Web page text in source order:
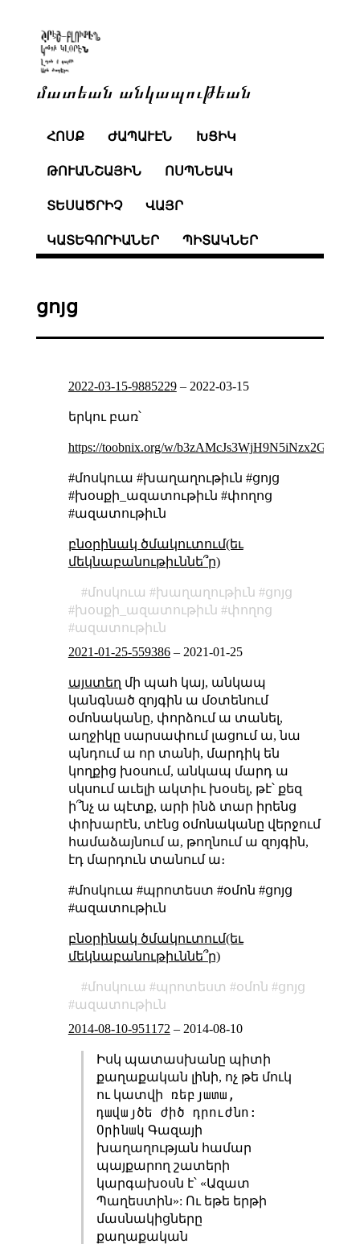
մատեան անկապութեան
ՀՈՍՔ ԺԱՊԱՒԷՆ ԽՑԻԿ
ԹՈՒԱՆՇԱՅԻՆ ՈՍՊՆԵԱԿ
ՏԵՍԱԾՐԻՉ ՎԱՅՐ
ԿԱՏԵԳՈՐԻԱՆԵՐ ՊԻՏԱԿՆԵՐ
ցոյց
2022-03-15-9885229– 2022-03-15
երկու բառ՝
https://toobnix.org/w/b3zAMcJs3WjH9N5iNzx2Ga
#մոսկուա #խաղաղութիւն #ցոյց
#խօսքի_ազատութիւն #փողոց
#ազատութիւն
բնօրինակ ծմակուտում(եւ
մեկնաբանութիւննե՞ր)
մոսկուա խաղաղութիւն
ցոյց
խօսքի_ազատութիւն
փողոց
ազատութիւն
2021-01-25-559386– 2021-01-25
այստեղ մի պահ կայ, անկապ
կանգնած զոյգին ա մօտենում
օմոնականը, փորձում ա տանել,
աղջիկը սարսափում լացում ա, նա
պնդում ա որ տանի, մարդիկ են
կողքից խօսում, անկապ մարդ ա
սկսում աւելի ակտիւ խօսել, թէ՝ քեզ
ի՞նչ ա պէտք, արի ինձ տար իրենց
փոխարէն, տէնց օմոնականը վերջում
համաձայնում ա, թողնում ա զոյգին,
էդ մարդուն տանում ա։
#մոսկուա #պրոտեստ #օմոն #ցոյց
#ազատութիւն
բնօրինակ ծմակուտում(եւ
մեկնաբանութիւննե՞ր)
մոսկուա պրոտեստ օմոն
ցոյց
ազատութիւն
2014-08-10-951172 – 2014-08-10
Իսկ պատասխանը պիտի
քաղաքական լինի, ոչ թե մուկ
ու կատվի
ռեբյատա,
դավայծե ժիծ դրուժնո:
Օրինակ Գազայի
խաղաղության համար
պայքարող շատերի
կարգախօսն է՝ «Ազատ
Պաղեստին»: Ու եթե երթի
մասնակիցները
քաղաքական